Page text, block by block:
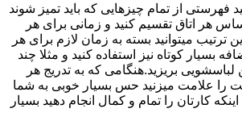
فهرستی از تمام چیزهایی که باید تمیز شوند
هر اتاق تقسیم کنید و زمانی برای هر
ترتیب میتوانید بسته به زمان لازم برای هر
بسیار کوتاه نیز استفاده کنید و مثلا چند
بریزید.هنگامی که به تدریج هر
را علامت میزنید حس بسیار خوبی به شما
کارتان را تمام و کمال انجام دهید بسیار